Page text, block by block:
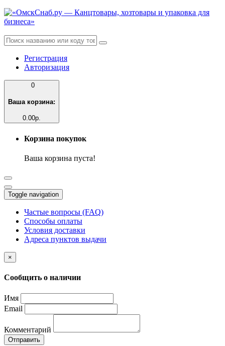
Регистрация
Авторизация
0
Ваша корзина:
0.00р.
Корзина покупок
Ваша корзина пуста!
Toggle navigation
Частые вопросы (FAQ)
Способы оплаты
Условия доставки
Адреса пунктов выдачи
×
Сообщить о наличии
Имя
Email
Комментарий
Отправить